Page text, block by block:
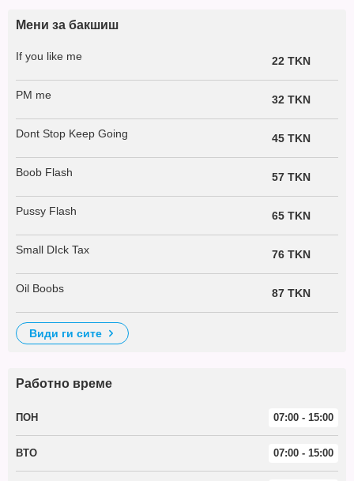
Мени за бакшиш
If you like me 22 TKN
PM me 32 TKN
Dont Stop Keep Going 45 TKN
Boob Flash 57 TKN
Pussy Flash 65 TKN
Small DIck Tax 76 TKN
Oil Boobs 87 TKN
види ги сите
Работно време
ПОН 07:00 - 15:00
ВТО 07:00 - 15:00